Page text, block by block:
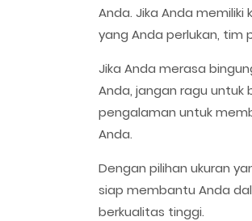
Anda. Jika Anda
yang Anda perlukan, tim
Jika Anda merasa
Anda, jangan ragu untuk
pengalaman untuk
Anda.
Dengan pilihan ukuran
siap membantu Anda
berkualitas tinggi.